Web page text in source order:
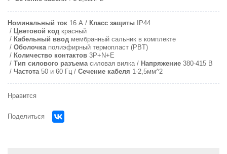
Номинальный ток 16 A Класс защиты
IP44
Цветовой код красный
Кабельный ввод мембранный сальник в комплекте
Оболочка полиэфирный термопласт (PBT)
Количество контактов 3P+N+E
Тип силового разъема силовая вилка Напряжение 380-415 В
Частота 50 и 60 Гц Сечение кабеля 1-2,5мм^2
Нравится
Поделиться